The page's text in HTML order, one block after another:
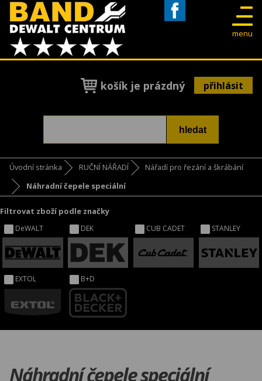
menu
košík je prázdný přihlásit
Úvodní stránka RUČNÍ NÁŘADÍ
Nářadí pro řezání a škrábání
Náhradní čepele speciální
Filtrovat zboží podle značky
DeWALT DEK CUB CADET STANLEY
EXTOL B+D
Náhradní čepele speciální